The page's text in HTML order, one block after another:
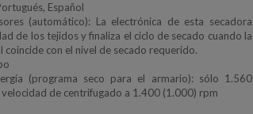
Español
(automático): La electrónica de esta secadora
de los tejidos y finaliza el ciclo de secado cuando la
coincide con el nivel de secado requerido.
(programa seco para el armario): sólo 1.560
de centrifugado a 1.400 (1.000) rpm